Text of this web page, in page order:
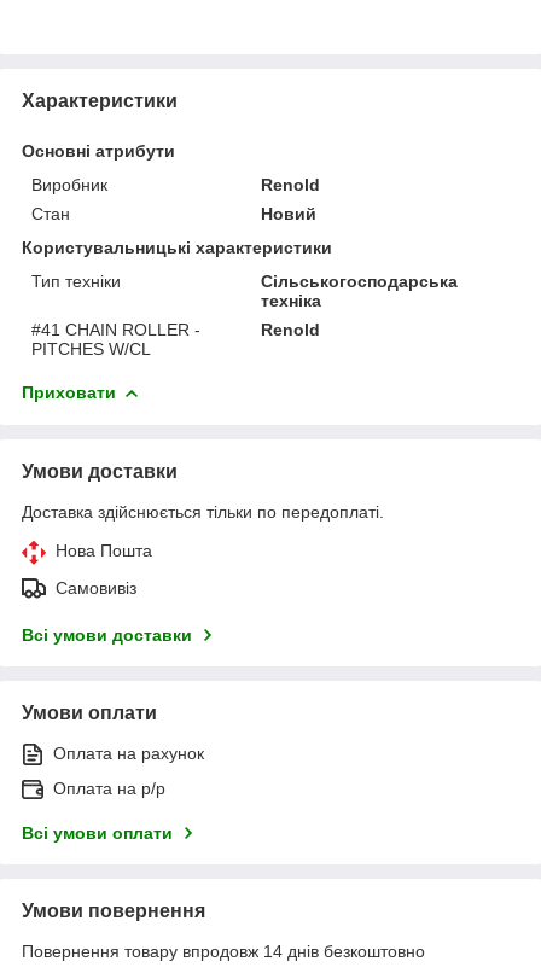
Характеристики
Основні атрибути
Виробник
Renold
Стан
Новий
Користувальницькі характеристики
Тип техніки
Сільськогосподарська
техніка
#41 CHAIN ROLLER -
PITCHES W/CL
Renold
Приховати
Умови доставки
Доставка здійснюється тільки по передоплаті.
Нова Пошта
Самовивіз
Всі умови доставки
Умови оплати
Оплата на рахунок
Оплата на р/р
Всі умови оплати
Умови повернення
Повернення товару впродовж 14 днів безкоштовно